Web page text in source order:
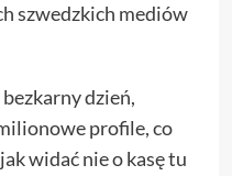
szwedzkich mediów
dzień,
profile, co
widać nie o kasę tu